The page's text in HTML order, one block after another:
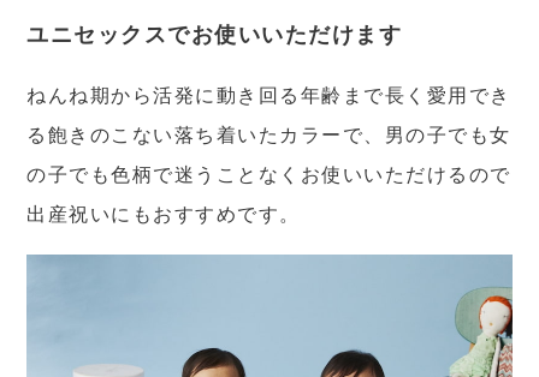
ユニセックスでお使いいただけます
ねんね期から活発に動き回る年齢まで長く愛用でき
る飽きのこない落ち着いたカラーで、男の子でも女
の子でも色柄で迷うことなくお使いいただけるので
出産祝いにもおすすめです。